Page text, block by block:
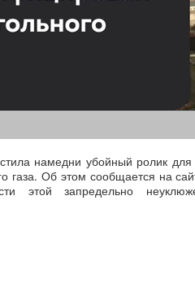
намедни убойный ролик
газа. Об этом сообщается на
этой запредельно